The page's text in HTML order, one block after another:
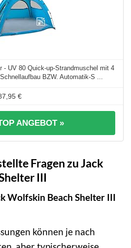
- UV 80 Quick-up-Strandmuschel mit 4
BZW. Automatik-S ...
€
ANGEBOT »
Fragen zu Jack
III
Wolfskin Beach Shelter III
können je nach